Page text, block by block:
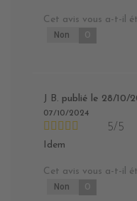
Cet avis vous a-t-il
Non 0
J B. publié le 28/10/
07/10/2024
5/5
Idem
Cet avis vous a-t-il
Non 0